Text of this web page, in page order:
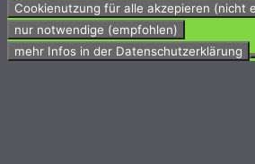
Cookienutzung für alle akzepieren (nicht
nur notwendige (empfohlen)
mehr Infos in der Datenschutzerklärung